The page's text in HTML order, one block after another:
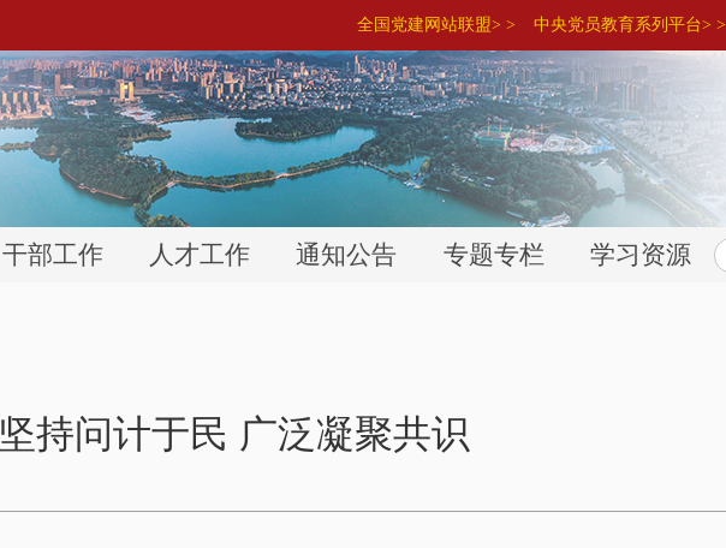
全国党建网站联盟> > 中央党员教育系列平台> >
干部工作 人才工作 通知公告 专题专栏 学习资源
坚持问计于民 广泛凝聚共识